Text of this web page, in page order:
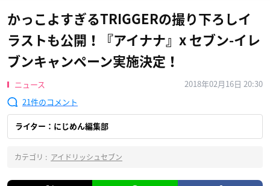
かっこよすぎるTRIGGERの撮り下ろしイ
ラストも公開！『アイナナ』x セブン-イレ
ブンキャンペーン実施決定！
ニュース
2018年02月16日 20:30
21
ライター：にじめん編集部
カテゴリ : アイドリッシュセブン